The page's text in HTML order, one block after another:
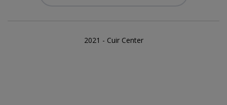
2021 - Cuir Center